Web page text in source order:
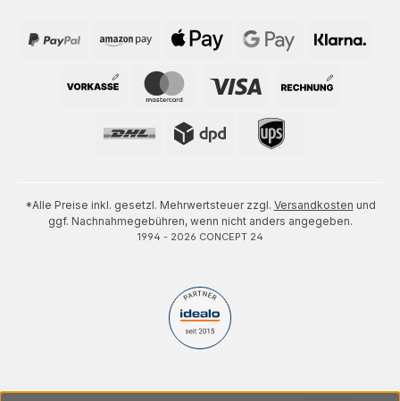
*Alle Preise inkl. gesetzl. Mehrwertsteuer zzgl. Versandkosten und
ggf. Nachnahmegebühren, wenn nicht anders angegeben.
1994 - 2026 CONCEPT 24